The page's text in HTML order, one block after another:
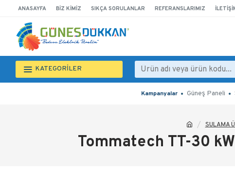
ANASAYFA BIZ KIMIZ SIKÇA SORULANLAR REFERANSLARIMIZ
KATEGORİLER
Kampanyalar Güneş Paneli
SULAMA
Tommatech TT-30